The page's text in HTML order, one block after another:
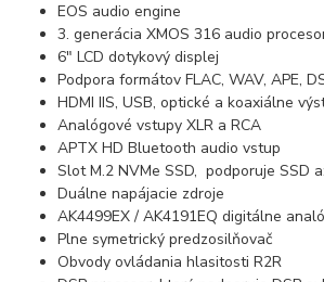
EOS audio engine
3. generácia XMOS 316 audio
6" LCD dotykový displej
Podpora formátov FLAC, WAV, APE,
HDMI IIS, USB, optické a koaxiálne
Analógové vstupy XLR a RCA
APTX HD Bluetooth audio vstup
Slot M.2 NVMe SSD, podporuje SSD
Duálne napájacie zdroje
AK4499EX / AK4191EQ digitálne
Plne symetrický predzosilňovač
Obvody ovládania hlasitosti R2R